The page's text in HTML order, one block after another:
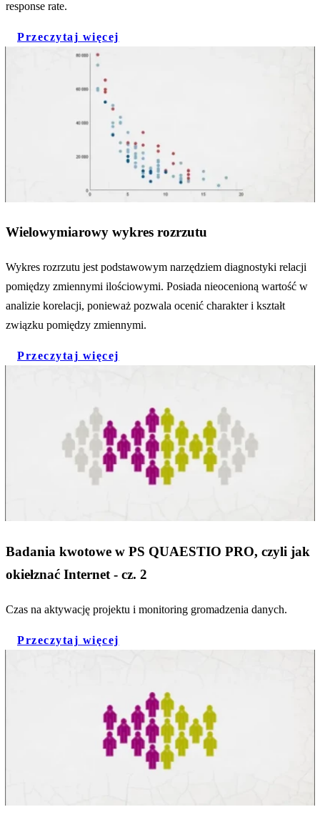
response rate.
Przeczytaj więcej
Wielowymiarowy wykres rozrzutu
Wykres rozrzutu jest podstawowym narzędziem diagnostyki relacji
pomiędzy zmiennymi ilościowymi. Posiada nieocenioną wartość w
analizie korelacji, ponieważ pozwala ocenić charakter i kształt
związku pomiędzy zmiennymi.
Przeczytaj więcej
Badania kwotowe w PS QUAESTIO PRO, czyli jak
okiełznać Internet - cz. 2
Czas na aktywację projektu i monitoring gromadzenia danych.
Przeczytaj więcej